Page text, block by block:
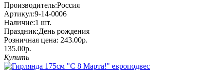
Производитель:Россия
Артикул:9-14-0006
Наличие:1 шт.
Праздник:День рождения
Розничная цена: 243.00р.
135.00р.
Купить